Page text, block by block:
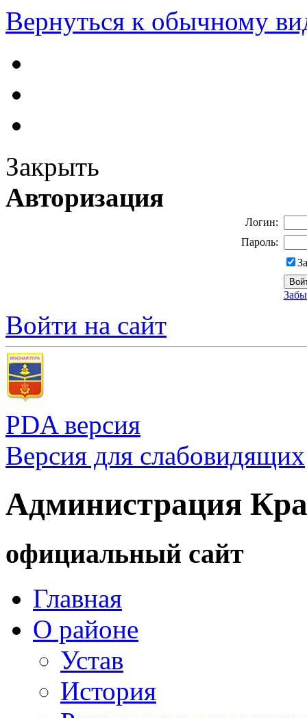
Вернуться к обычному
Закрыть
Авторизация
Логин:
Пароль:
Войти на сайт
PDA версия
Версия для слабовидящих
Администрация
официальный сайт
Главная
О районе
Устав
История